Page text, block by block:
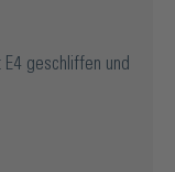
geschliffen und